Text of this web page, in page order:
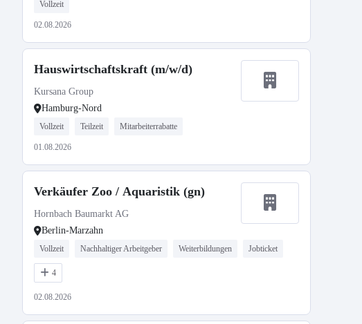
Vollzeit
02.08.2026
Hauswirtschaftskraft (m/w/d)
Kursana Group
Hamburg-Nord
Vollzeit Teilzeit Mitarbeiterrabatte
01.08.2026
Verkäufer Zoo / Aquaristik (gn)
Hornbach Baumarkt AG
Berlin-Marzahn
Vollzeit Nachhaltiger Arbeitgeber Weiterbildungen Jobticket
4
02.08.2026